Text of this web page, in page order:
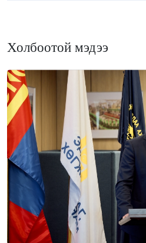
Холбоотой мэдээ